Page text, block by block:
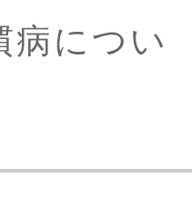
病につい